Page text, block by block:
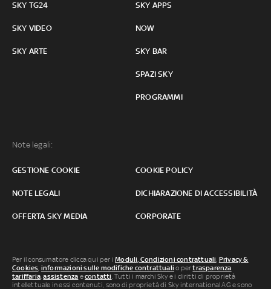
SKY TG24
SKY VIDEO
SKY ARTE
SKY APPS
NOW
SKY BAR
SPAZI SKY
PROGRAMMI
Note legali:
GESTIONE COOKIE COOKIE POLICY
NOTE LEGALI DICHIARAZIONE DI ACCESSIBILITÀ
OFFERTA SKY MEDIA CORPORATE
Per il consumatore clicca qui per iModuli, Condizioni contrattuali, Privacy &
Cookies, informazioni sulle modifiche contrattuali o pertrasparenza
tariffaria,assistenza econtatti. Tutti i marchi Sky e i diritti di proprietà
intellettuale in essi contenuti, sono di proprietà di Sky international AG e sono